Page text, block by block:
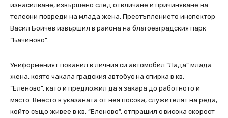
изнасилване, извършено след отвличане и причиняване на
телесни повреди на млада жена. Престъплението инспектор
Васил Бойчев извършил в района на благоевградския парк
“Бачиново”.
Униформеният поканил в личния си автомобил “Лада” млада
жена, която чакала градския автобус на спирка в кв.
“Еленово”, като й предложил да я закара до работното й
място. Вместо в указаната от нея посока, служителят на реда,
който също живее в кв. “Еленово”, отпрашил с висока скорост